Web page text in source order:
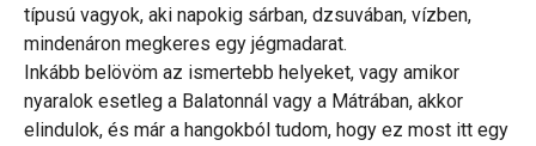
típusú vagyok, aki napokig sárban, dzsuvában, vízben,
mindenáron megkeres egy jégmadarat.
Inkább belövöm az ismertebb helyeket, vagy amikor
nyaralok esetleg a Balatonnál vagy a Mátrában, akkor
elindulok, és már a hangokból tudom, hogy ez most itt egy